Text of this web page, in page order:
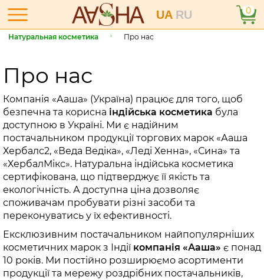
UA RU 0
Натуральная косметика Про нас
Про нас
Компанія «Ааша» (Україна) працює для того, щоб
безпечна та корисна індійська косметика була
доступною в Україні. Ми є надійним
постачальником продукції торгових марок «Ааша
Хербалс2, «Веда Ведіка», «Леді Хенна», «Сина» та
«ХербалМікс». Натуральна індійська косметика
сертифікована, що підтверджує її якість та
екологічність. А доступна ціна дозволяє
споживачам пробувати різні засоби та
переконуватись у їх ефективності.
Ексклюзивним постачальником найпопулярніших
косметичних марок з Індії компанія «Ааша» є понад
10 років. Ми постійно розширюємо асортименти
продукції та мережу роздрібних постачальників,